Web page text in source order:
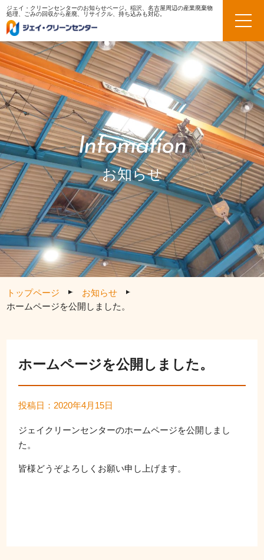
ジェイ・クリーンセンターのお知らせページ。稲沢、名古屋周辺の産業廃棄物
処理、ごみの回収から産廃、リサイクル、持ち込みも対応。
Infomation
お知らせ
トップページ
お知らせ
ホームページを公開しました。
ホームページを公開しました。
投稿日：2020年4月15日
ジェイクリーンセンターのホームページを公開しまし
た。
皆様どうぞよろしくお願い申し上げます。